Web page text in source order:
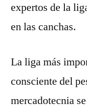
expertos de la
en las canchas.
La liga más
consciente del
mercadotecnia